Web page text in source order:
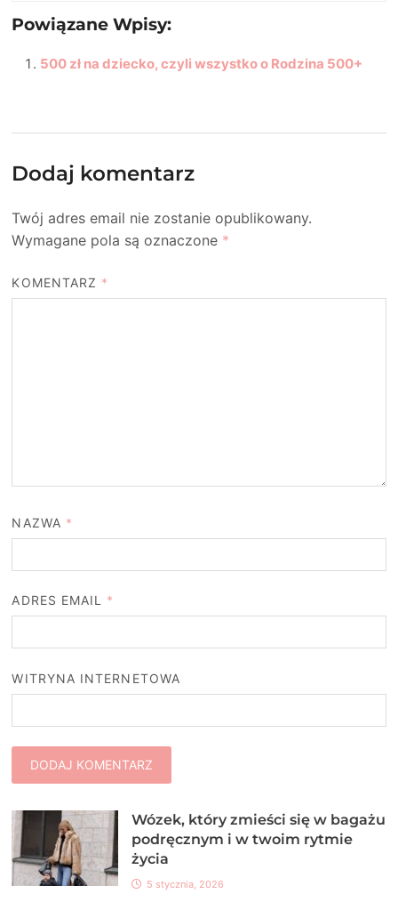
Powiązane Wpisy:
500 zł na dziecko, czyli wszystko o Rodzina 500+
Dodaj komentarz
Twój adres email nie zostanie opublikowany.
Wymagane pola są oznaczone *
KOMENTARZ *
NAZWA *
ADRES EMAIL *
WITRYNA INTERNETOWA
Wózek, który zmieści się w bagażu
podręcznym i w twoim rytmie
życia
5 stycznia, 2026